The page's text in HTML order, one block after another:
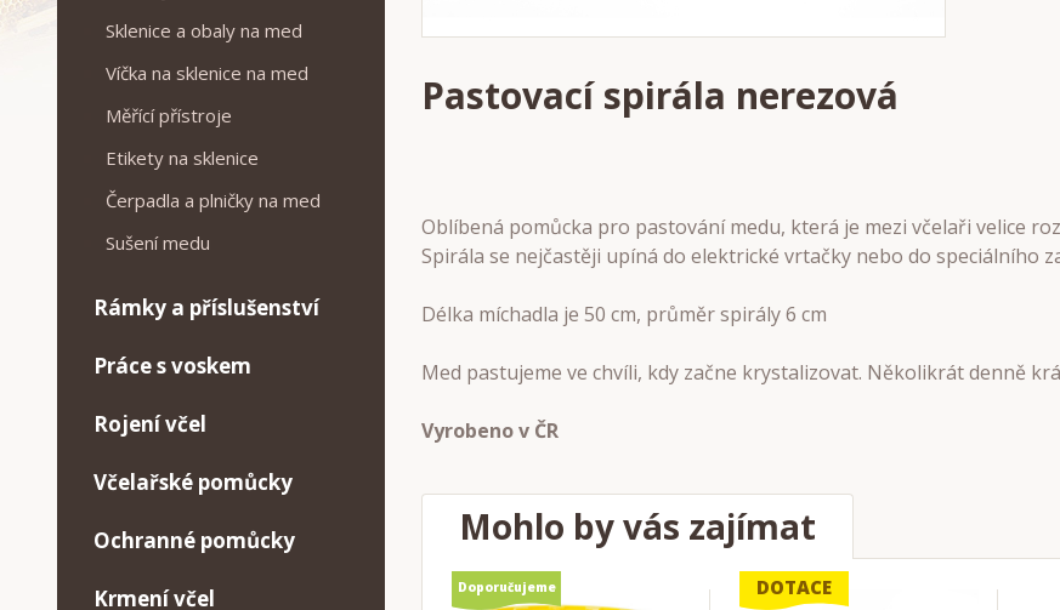
Pastovací spirála nerezová
Oblíbená pomůcka pro pastování medu, která je mezi včelaři velice
Spirála se nejčastěji upíná do elektrické vrtačky nebo do speciálního
Délka míchadla je 50 cm, průměr spirály 6 cm
Med pastujeme ve chvíli, kdy začne krystalizovat. Několikrát denně
Vyrobeno v ČR
Mohlo by vás zajímat
Doporučujeme DOTACE
Sklenice a obaly na med
Víčka na sklenice na med
Měřící přístroje
Etikety na sklenice
Čerpadla a plničky na med
Sušení medu
Rámky a příslušenství
Práce s voskem
Rojení včel
Včelařské pomůcky
Ochranné pomůcky
Krmení včel